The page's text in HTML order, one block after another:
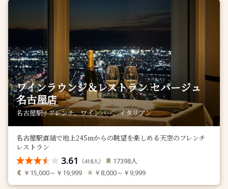
ワインラウンジ＆レストラン セパージュ
名古屋店
名古屋駅 / フレンチ、ワインバー、イタリアン
名古屋駅直結で地上245mからの眺望を楽しめる天空のフレンチ
レストラン
3.61 （418人） 17398人
￥15,000～￥19,999 ￥8,000～￥9,999